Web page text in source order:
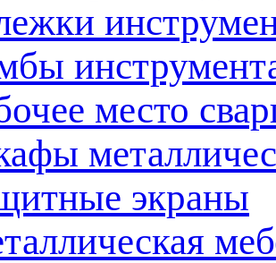
место
экраны